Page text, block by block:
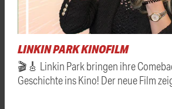
LINKIN PARK KINOFILM
🎬🎸 Linkin Park bringen ihre
Geschichte ins Kino! Der neue Film